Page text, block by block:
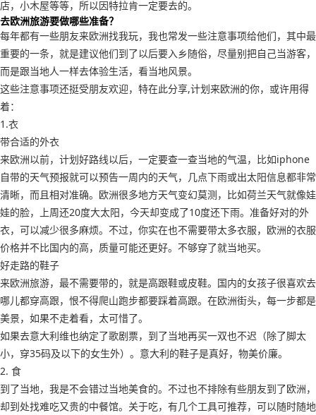
店，小木屋等等，所以因特拉肯一定要去的。
去欧洲旅游要做哪些准备？
每年都有一些朋友来欧洲找我玩，我也常发一些注意事项给他们，其中最
重要的一条，就是建议他们到了以后要入乡随俗，尽量别把自己当游客，
而是跟当地人一样去体验生活，看当地风景。
这些注意事项还挺受朋友欢迎，特在此分享,计划来欧洲的你，或许用得
着：
1.衣
带合适的外衣
来欧洲以前，计划好路线以后，一定要查一查当地的气温，比如iphone
自带的天气预报就可以预告一周内的天气，几点下雨或出太阳信息都非常
清晰，而且相对准确。欧洲很多地方天气变幻莫测，比如荷兰天气就像娃
娃的脸，上周还20度大太阳，今天却变成了10度还下雨。准备好对的外
衣，可以减少很多麻烦。不过，你实在也不需要带太多衣服，欧洲的衣服
价格并不比国内的高，质量可能还更好。不够穿了就当地买。
好走路的鞋子
来欧洲旅游，最不需要带的，就是高跟鞋或皮鞋。国内的女孩子很喜欢去
哪儿都穿高跟，恨不得爬山跑步都要踩着高跟。在欧洲街头，每一步都是
美景，如果不走着看，太可惜了。
如果去意大利维也纳定了歌剧票，到了当地再买一双也不迟（除了脚太
小，穿35码及以下的女生外）。意大利的鞋子是真好，物美价廉。
2. 食
到了当地，我是不会错过当地美食的。不过也不排除有些朋友到了欧洲，
却到处找难吃又贵的中餐馆。关于吃，有几个工具可推荐，可以随时随地